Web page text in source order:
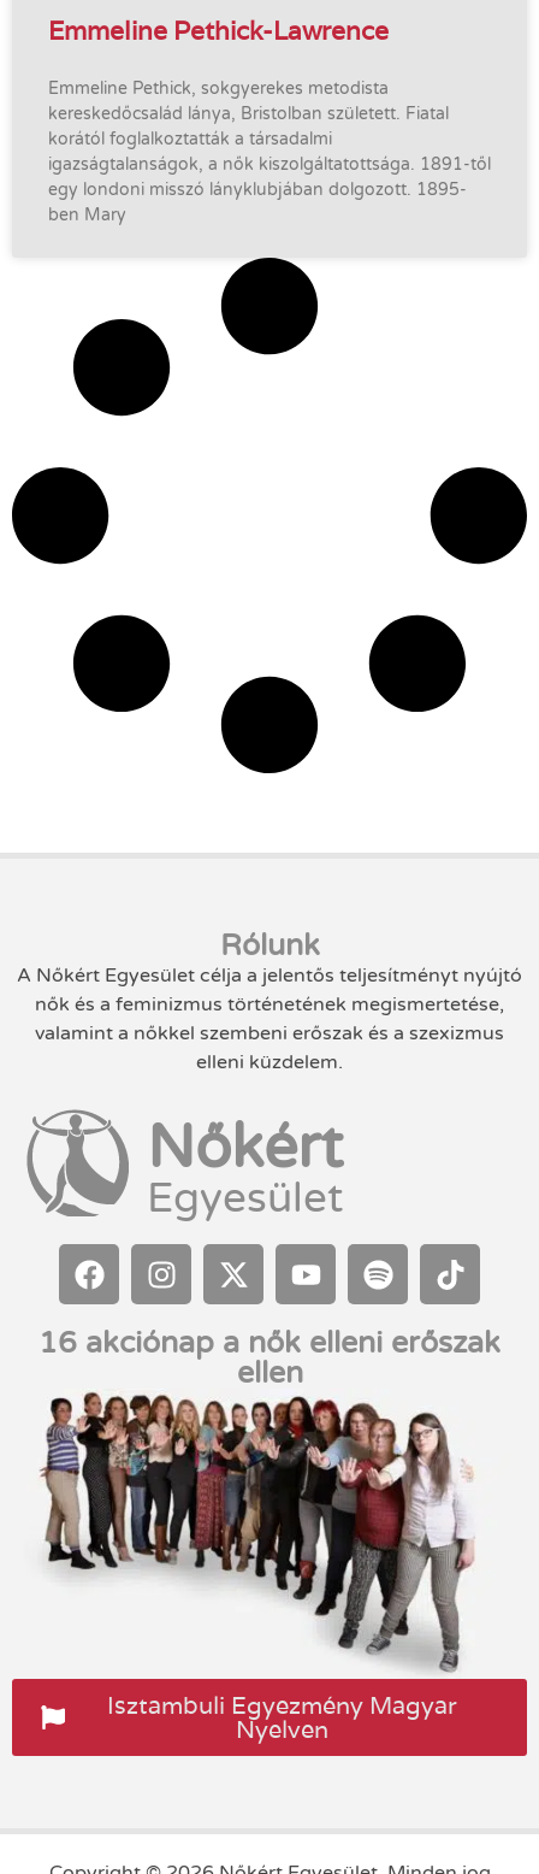
Emmeline Pethick-Lawrence
Emmeline Pethick, sokgyerekes metodista
kereskedőcsalád lánya, Bristolban született. Fiatal
korától foglalkoztatták a társadalmi
igazságtalanságok, a nők kiszolgáltatottsága. 1891-től
egy londoni misszó lányklubjában dolgozott. 1895-
ben Mary
Rólunk
A Nőkért Egyesület célja a jelentős teljesítményt nyújtó
nők és a feminizmus történetének megismertetése,
valamint a nőkkel szembeni erőszak és a szexizmus
elleni küzdelem.
Nőkért
Egyesület
16 akciónap a nők elleni erőszak
ellen
Isztambuli Egyezmény Magyar
Nyelven